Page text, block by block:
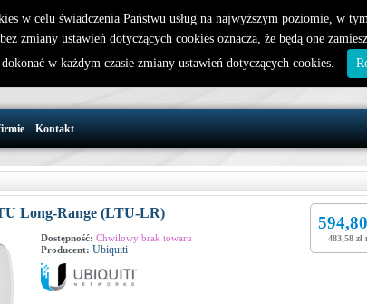
32 721 86 72
support@wirelesslan.com.pl
W koszyku jest 0 produktów(y)
Kontakt
Long-Range (LTU-LR)
483,58 zł
Dostępność: Chwilowy brak towaru
Producent: Ubiquiti
w celu świadczenia Państwu usług na najwyższym poziomie, w
zmiany ustawień dotyczących cookies oznacza, że będą one
w każdym czasie zmiany ustawień dotyczących cookies.